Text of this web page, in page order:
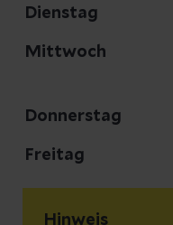
Dienstag
Mittwoch
Donnerstag
Freitag
Hinweis